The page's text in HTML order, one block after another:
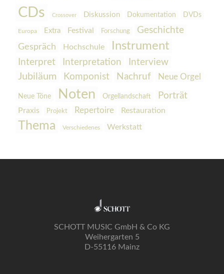
CDs Crossover Diskussion Dokumentation DVDs
Europa Extra Festival Forschung Geschichte
Gespräch Hochschule Instrument
Interpret Interpretation
Interview
Jubiläum
Komponist Nachruf Neue Orgel
Neue Töne Noten Orgellandschaft Porträt
Praxis Projekt Repertoire Restauration
Thema Verschiedenes Werkstatt
SCHOTT MUSIC GmbH & Co KG
Weihergarten 5
D-55116 Mainz